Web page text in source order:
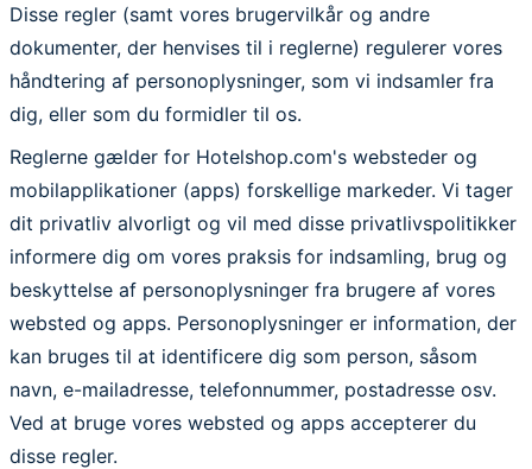
Disse regler (samt vores brugervilkår og andre
dokumenter, der henvises til i reglerne) regulerer vores
håndtering af personoplysninger, som vi indsamler fra
dig, eller som du formidler til os.
Reglerne gælder for Hotelshop.com's websteder og
mobilapplikationer (apps) forskellige markeder. Vi tager
dit privatliv alvorligt og vil med disse privatlivspolitikker
informere dig om vores praksis for indsamling, brug og
beskyttelse af personoplysninger fra brugere af vores
websted og apps. Personoplysninger er information, der
kan bruges til at identificere dig som person, såsom
navn, e-mailadresse, telefonnummer, postadresse osv.
Ved at bruge vores websted og apps accepterer du
disse regler.